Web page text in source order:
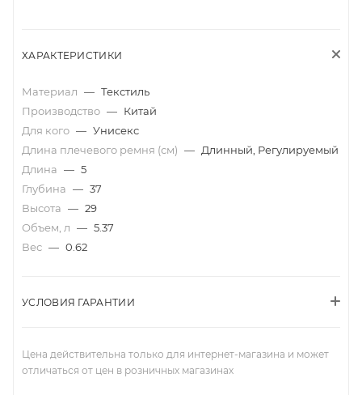
ХАРАКТЕРИСТИКИ
Материал — Текстиль
Производство — Китай
Для кого — Унисекс
Длина плечевого ремня (см) — Длинный, Регулируемый
Длина — 5
Глубина — 37
Высота — 29
Объем, л — 5.37
Вес — 0.62
УСЛОВИЯ ГАРАНТИИ
Цена действительна только для интернет-магазина и может
отличаться от цен в розничных магазинах